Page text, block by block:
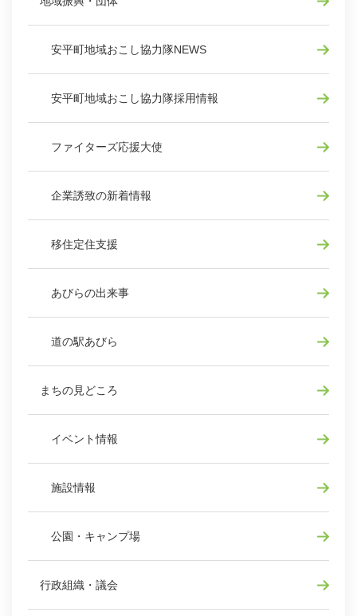
安平町地域おこし協力隊NEWS
安平町地域おこし協力隊採用情報
ファイターズ応援大使
企業誘致の新着情報
移住定住支援
あびらの出来事
道の駅あびら
まちの見どころ
イベント情報
施設情報
公園・キャンプ場
行政組織・議会